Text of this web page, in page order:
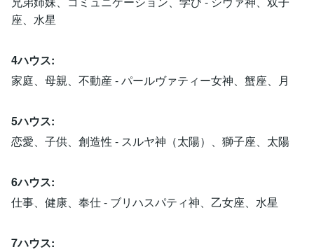
座、水星
4ハウス:
家庭、母親、不動産 - パールヴァティー女神、蟹座、月
5ハウス:
恋愛、子供、創造性 - スルヤ神（太陽）、獅子座、太陽
6ハウス:
仕事、健康、奉仕 - ブリハスパティ神、乙女座、水星
7ハウス: